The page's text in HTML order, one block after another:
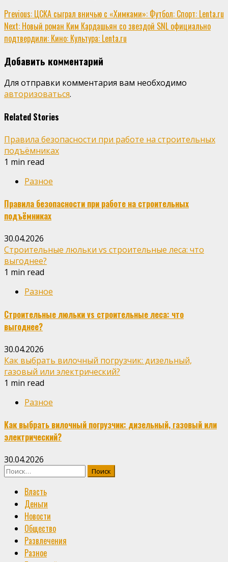
Continue
Reading
Previous: ЦСКА сыграл вничью с «Химками»: Футбол: Спорт: Lenta.ru
Next: Новый роман Ким Кардашьян со звездой SNL официально
подтвердили: Кино: Культура: Lenta.ru
Добавить комментарий
Для отправки комментария вам необходимо
авторизоваться.
Related Stories
Правила безопасности при работе на строительных
подъёмниках
1 min read
Разное
Правила безопасности при работе на строительных
подъёмниках
30.04.2026
Строительные люльки vs строительные леса: что
выгоднее?
1 min read
Разное
Строительные люльки vs строительные леса: что
выгоднее?
30.04.2026
Как выбрать вилочный погрузчик: дизельный,
газовый или электрический?
1 min read
Разное
Как выбрать вилочный погрузчик: дизельный, газовый или
электрический?
30.04.2026
Найти:
Власть
Деньги
Новости
Общество
Развлечения
Разное